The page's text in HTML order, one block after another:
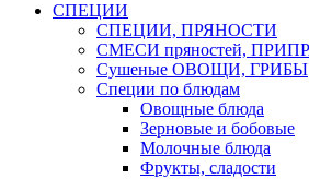
СПЕЦИИ
СПЕЦИИ, ПРЯНОСТИ
СМЕСИ пряностей,
Сушеные ОВОЩИ, ГРИБЫ
Специи по блюдам
Овощные блюда
Зерновые и бобовые
Молочные блюда
Фрукты, сладости